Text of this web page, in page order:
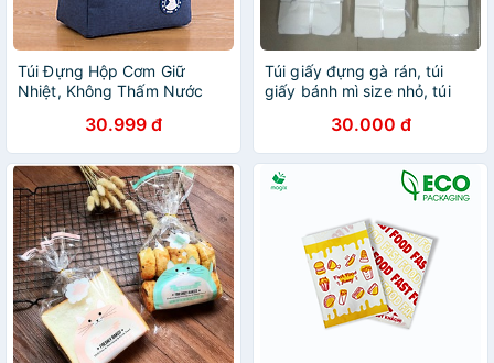
Túi Đựng Hộp Cơm Giữ
Nhiệt, Không Thấm Nước
30.999 đ
Túi giấy đựng gà rán, túi
giấy bánh mì size nhỏ, túi
30.000 đ